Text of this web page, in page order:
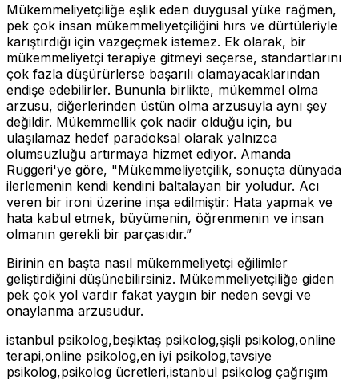
Mükemmeliyetçiliğe eşlik eden duygusal yüke rağmen,
pek çok insan mükemmeliyetçiliğini hırs ve dürtüleriyle
karıştırdığı için vazgeçmek istemez. Ek olarak, bir
mükemmeliyetçi terapiye gitmeyi seçerse, standartlarını
çok fazla düşürürlerse başarılı olamayacaklarından
endişe edebilirler. Bununla birlikte, mükemmel olma
arzusu, diğerlerinden üstün olma arzusuyla aynı şey
değildir. Mükemmellik çok nadir olduğu için, bu
ulaşılamaz hedef paradoksal olarak yalnızca
olumsuzluğu artırmaya hizmet ediyor. Amanda
Ruggeri'ye göre, "Mükemmeliyetçilik, sonuçta dünyada
ilerlemenin kendi kendini baltalayan bir yoludur. Acı
veren bir ironi üzerine inşa edilmiştir: Hata yapmak ve
hata kabul etmek, büyümenin, öğrenmenin ve insan
olmanın gerekli bir parçasıdır.”
Birinin en başta nasıl mükemmeliyetçi eğilimler
geliştirdiğini düşünebilirsiniz. Mükemmeliyetçiliğe giden
pek çok yol vardır fakat yaygın bir neden sevgi ve
onaylanma arzusudur.
istanbul psikolog,beşiktaş psikolog,şişli psikolog,online
terapi,online psikolog,en iyi psikolog,tavsiye
psikolog,psikolog ücretleri,istanbul psikolog çağrışım